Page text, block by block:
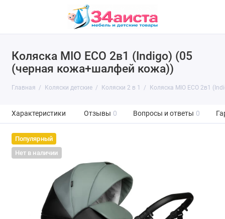
Коляска MIO ECO 2в1 (Indigo) (05
(черная кожа+шалфей кожа))
Главная Коляски детские Коляски 2 в 1 Коляска MIO ECO 2в1
Характеристики Отзывы 0 Вопросы и ответы 0
Популярный
Нет в наличии